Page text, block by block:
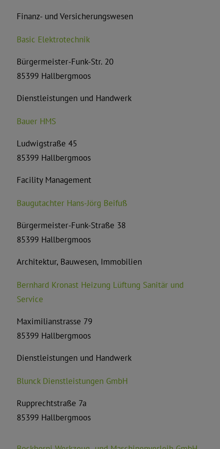
Finanz- und Versicherungswesen
Basic Elektrotechnik
Bürgermeister-Funk-Str. 20
85399 Hallbergmoos
Dienstleistungen und Handwerk
Bauer HMS
Ludwigstraße 45
85399 Hallbergmoos
Facility Management
Baugutachter Hans-Jörg Beifuß
Bürgermeister-Funk-Straße 38
85399 Hallbergmoos
Architektur, Bauwesen, Immobilien
Bernhard Kronast Heizung Lüftung Sanitär und
Service
Maximilianstrasse 79
85399 Hallbergmoos
Dienstleistungen und Handwerk
Blunck Dienstleistungen GmbH
Rupprechtstraße 7a
85399 Hallbergmoos